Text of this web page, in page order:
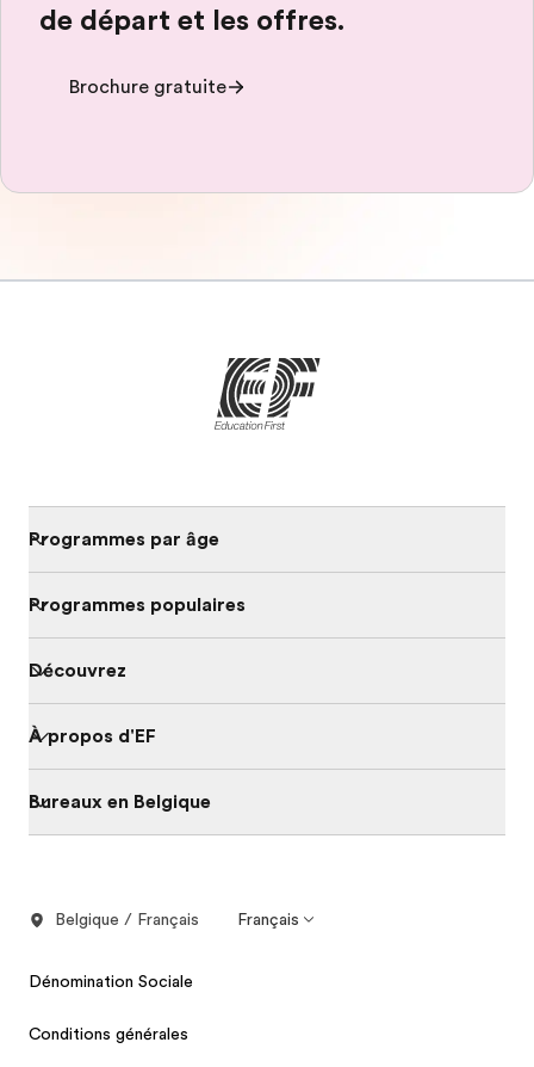
de départ et les offres.
Brochure gratuite
Programmes par âge
Programmes populaires
Découvrez
À propos d'EF
Bureaux en Belgique
Belgique / Français Français
Dénomination Sociale
Conditions générales